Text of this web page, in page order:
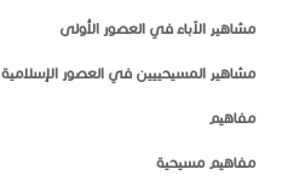
مشاهير الآباء في العصور الأولى
مشاهير المسيحييين في العصور الإسلامية
مفاهيم
مفاهيم مسيحية